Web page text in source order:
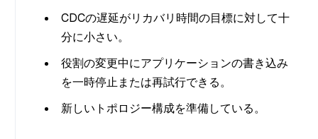
CDCの遅延がリカバリ時間の目標に対して十
分に小さい。
役割の変更中にアプリケーションの書き込み
を一時停止または再試行できる。
新しいトポロジー構成を準備している。